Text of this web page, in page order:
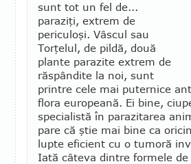
sunt tot un fel de...
paraziţi, extrem de
periculoşi. Vâscul sau
Torţelul, de pildă, două
plante parazite extrem de
răspândite la noi, sunt
printre cele mai puternice
flora europeană. Ei bine,
specialistă în parazitarea
pare că ştie mai bine ca
lupte eficient cu o tumoră
Iată câteva dintre formele